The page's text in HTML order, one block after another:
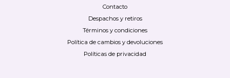
Contacto
Despachos y retiros
Términos y condiciones
Política de cambios y devoluciones
Políticas de privacidad